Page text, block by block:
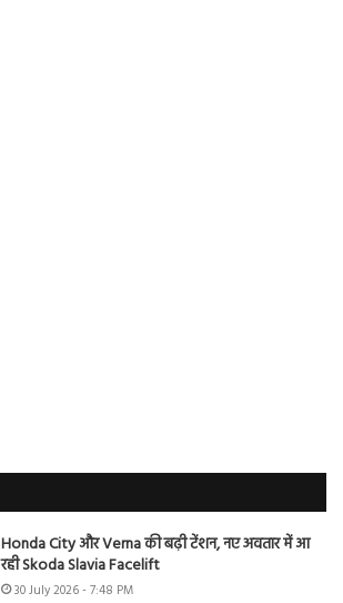
Honda City और Verna की बढ़ी टेंशन, नए अवतार में आ
रही Skoda Slavia Facelift
30 July 2026 - 7:48 PM